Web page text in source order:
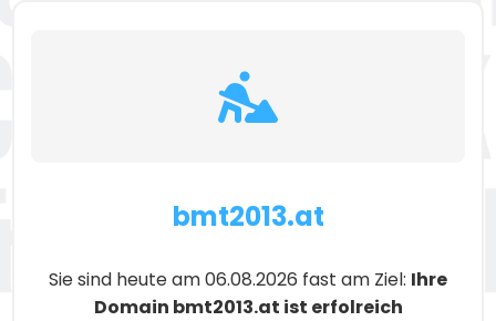
bmt2013.at
Sie sind heute am 06.08.2026 fast am Ziel: Ihre
Domain bmt2013.at ist erfolreich